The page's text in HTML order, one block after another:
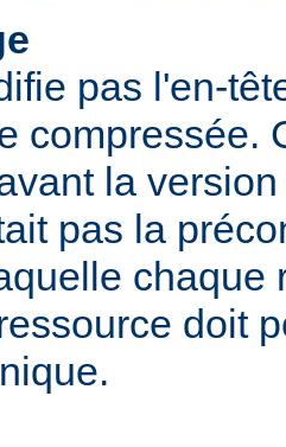
pas l'en-
compressée.
la
pas la
chaque
doit